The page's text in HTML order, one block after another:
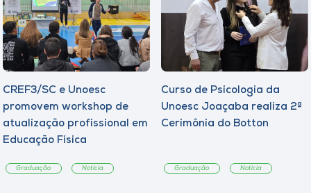
CREF3/SC e Unoesc
promovem workshop de
atualização profissional em
Educação Física
Graduação Notícia
Curso de Psicologia da
Unoesc Joaçaba realiza 2ª
Cerimônia do Botton
Graduação Notícia